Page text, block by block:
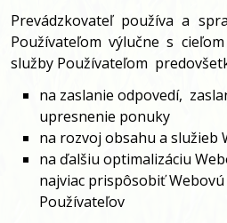
Prevádzkovateľ používa a
Používateľom výlučne s
služby Používateľom
na zaslanie odpovedí,
upresnenie ponuky
na rozvoj obsahu a služieb
na ďalšiu optimalizáciu
najviac prispôsobiť
Používateľov